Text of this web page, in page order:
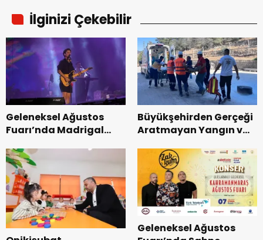
İlginizi Çekebilir
Geleneksel Ağustos
Fuarı’nda Madrigal
Büyükşehirden Gerçeği
Aratmayan Yangın ve
Geleneksel Ağustos